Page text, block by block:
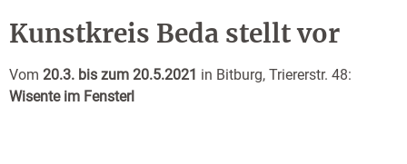
Kunstkreis Beda stellt vor
Vom 20.3. bis zum 20.5.2021 in Bitburg, Triererstr. 48:
Wisente im Fensterl